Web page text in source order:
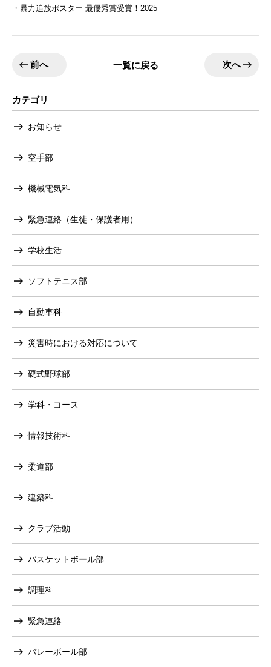
・暴力追放ポスター 最優秀賞受賞！2025
前へ 一覧に戻る 次へ
カテゴリ
お知らせ
空手部
機械電気科
緊急連絡（生徒・保護者用）
学校生活
ソフトテニス部
自動車科
災害時における対応について
硬式野球部
学科・コース
情報技術科
柔道部
建築科
クラブ活動
バスケットボール部
調理科
緊急連絡
バレーボール部